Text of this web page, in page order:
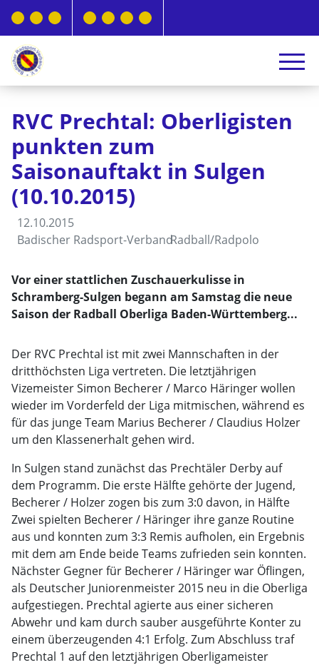
RVC Prechtal: Oberligisten
punkten zum
Saisonauftakt in Sulgen
(10.10.2015)
12.10.2015
Badischer Radsport-VerbandRadball/Radpolo
Vor einer stattlichen Zuschauerkulisse in
Schramberg-Sulgen begann am Samstag die neue
Saison der Radball Oberliga Baden-Württemberg...
Der RVC Prechtal ist mit zwei Mannschaften in der
dritthöchsten Liga vertreten. Die letztjährigen
Vizemeister Simon Becherer / Marco Häringer wollen
wieder im Vorderfeld der Liga mitmischen, während es
für das junge Team Marius Becherer / Claudius Holzer
um den Klassenerhalt gehen wird.
In Sulgen stand zunächst das Prechtäler Derby auf
dem Programm. Die erste Hälfte gehörte der Jugend,
Becherer / Holzer zogen bis zum 3:0 davon, in Hälfte
Zwei spielten Becherer / Häringer ihre ganze Routine
aus und konnten zum 3:3 Remis aufholen, ein Ergebnis
mit dem am Ende beide Teams zufrieden sein konnten.
Nächster Gegner für Becherer / Häringer war Öflingen,
als Deutscher Juniorenmeister 2015 neu in die Oberliga
aufgestiegen. Prechtal agierte aus einer sicheren
Abwehr und kam durch sauber ausgeführte Konter zu
einem überzeugenden 4:1 Erfolg. Zum Abschluss traf
Prechtal 1 auf den letztjährigen Oberligameister